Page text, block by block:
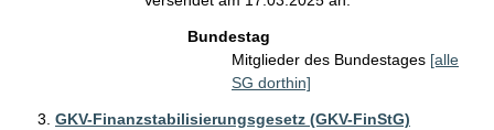
Bundestag
Mitglieder des Bundestages [alle
SG dorthin]
GKV-Finanzstabilisierungsgesetz (GKV-FinStG)